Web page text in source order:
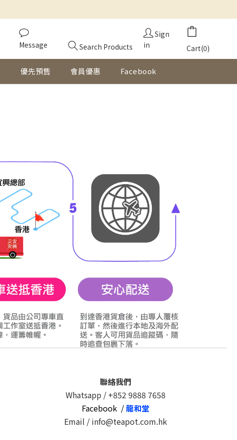
Message Search Products
Sign
in
Cart(0)
優先預售 會員優惠 Facebook
聯絡我們
Whatsapp / +852 9888 7658
Facebook /龍和堂
Email / info@teapot.com.hk